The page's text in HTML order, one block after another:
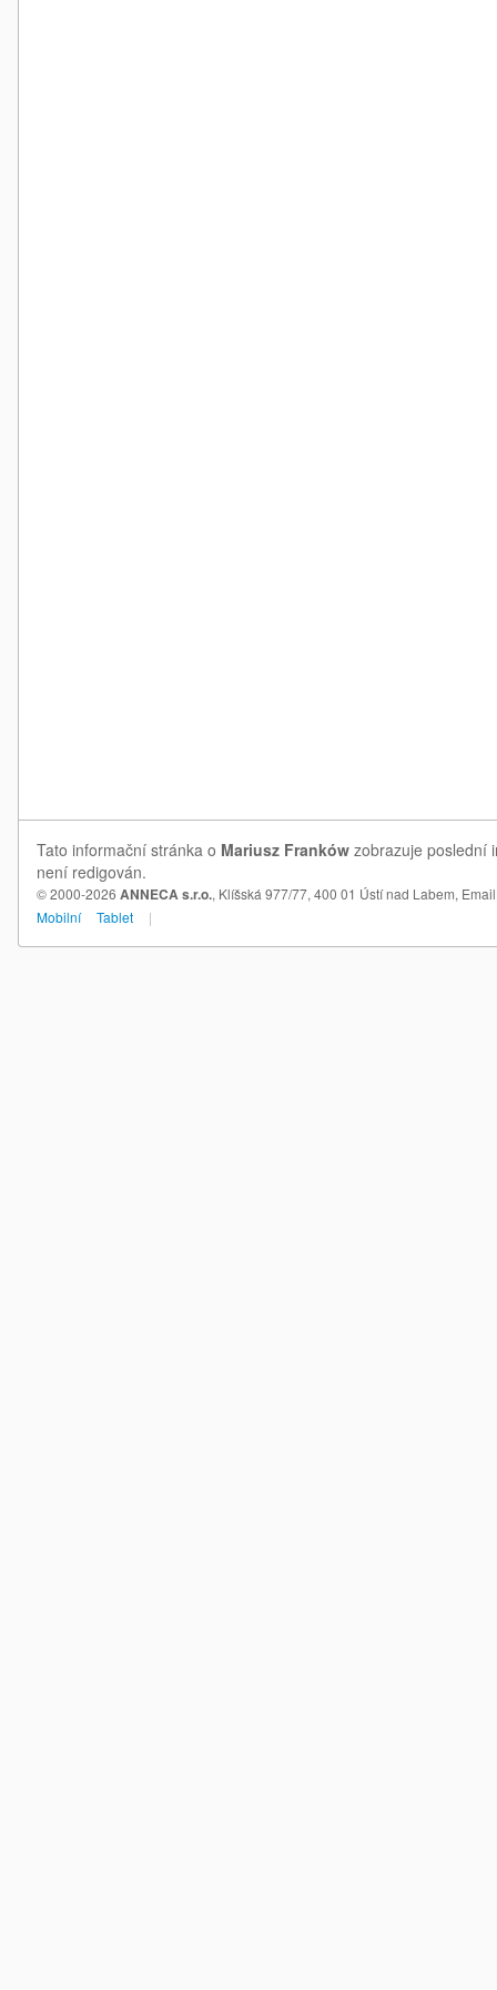
Tato informační stránka o Mariusz Franków zobrazuje poslední
není redigován.
© 2000-2026 ANNECA s.r.o., Klíšská 977/77, 400 01 Ústí nad Labem,
Mobilní
Tablet |